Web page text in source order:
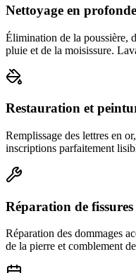
Nettoyage en
Élimination de la poussière,
pluie et de la moisissure.
Restauration et
Remplissage des lettres en
inscriptions parfaitement
Réparation de fissures
Réparation des dommages
de la pierre et comblement